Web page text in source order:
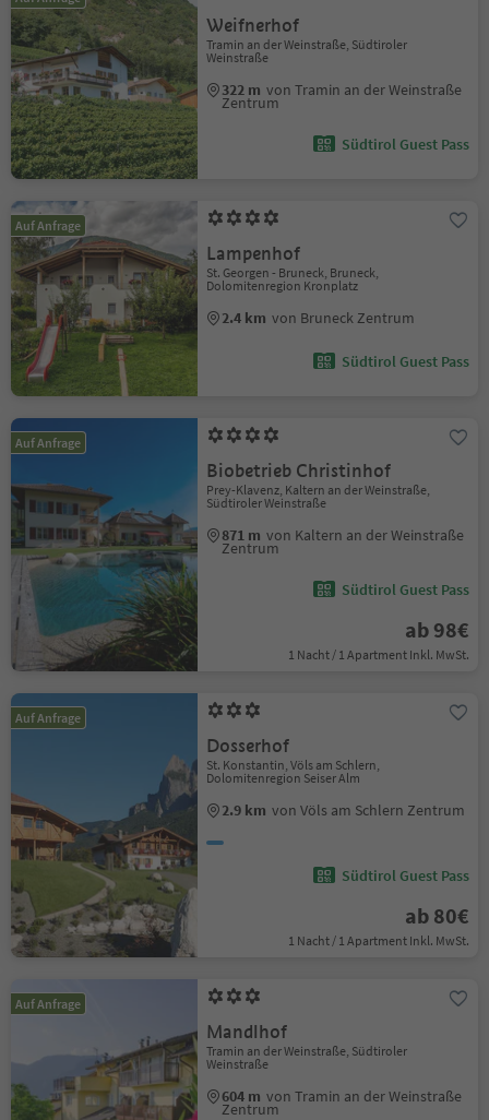
Weifnerhof
Tramin an der Weinstraße, Südtiroler
Weinstraße
322 m von Tramin an der Weinstraße
Zentrum
Südtirol Guest Pass
Auf Anfrage
Lampenhof
St. Georgen - Bruneck, Bruneck,
Dolomitenregion Kronplatz
2.4 km von Bruneck Zentrum
Südtirol Guest Pass
Auf Anfrage
Biobetrieb Christinhof
Prey-Klavenz, Kaltern an der Weinstraße,
Südtiroler Weinstraße
871 m von Kaltern an der Weinstraße
Zentrum
Südtirol Guest Pass
ab 98€
1 Nacht / 1 Apartment Inkl. MwSt.
Auf Anfrage
Dosserhof
St. Konstantin, Völs am Schlern,
Dolomitenregion Seiser Alm
2.9 km von Völs am Schlern Zentrum
Südtirol Guest Pass
ab 80€
1 Nacht / 1 Apartment Inkl. MwSt.
Auf Anfrage
Mandlhof
Tramin an der Weinstraße, Südtiroler
Weinstraße
604 m von Tramin an der Weinstraße
Zentrum